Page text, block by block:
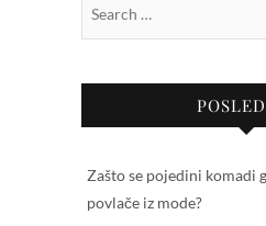
Zašto se pojedini komadi
povlače iz mode?